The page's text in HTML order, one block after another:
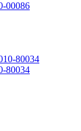
00086
80034